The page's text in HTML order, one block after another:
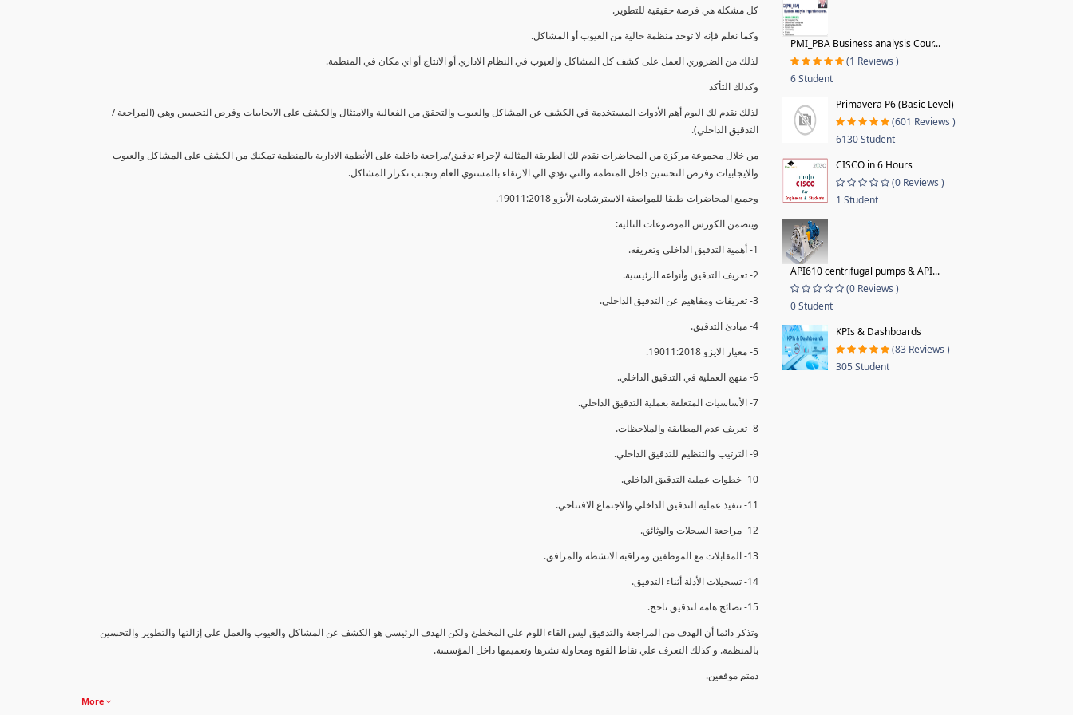
كل مشكلة هي فرصة حقيقية للتطوير.
وكما نعلم فإنه لا توجد منظمة خالية من العيوب أو المشاكل.
لذلك من الضروري العمل على كشف كل المشاكل والعيوب في النظام الاداري أو الانتاج أو اي مكان في المنظمة.
وكذلك التأكد
لذلك نقدم لك اليوم أهم الأدوات المستخدمة في الكشف عن المشاكل والعيوب والتحقق من الفعالية والامتثال والكشف على الايجابيات وفرص التحسين وهي (المراجعة /
التدقيق الداخلي).
من خلال مجموعة مركزة من المحاضرات نقدم لك الطريقة المثالية لإجراء تدقيق/مراجعة داخلية على الأنظمة الادارية بالمنظمة تمكنك من الكشف على المشاكل والعيوب
والايجابيات وفرص التحسين داخل المنظمة والتي تؤدي الي الارتقاء بالمستوي العام وتجنب تكرار المشاكل.
وجميع المحاضرات طبقا للمواصفة الاسترشادية الأيزو 19011:2018.
ويتضمن الكورس الموضوعات التالية:
1- أهمية التدقيق الداخلي وتعريفه.
2- تعريف التدقيق وأنواعه الرئيسية.
3- تعريفات ومفاهيم عن التدقيق الداخلي.
4- مبادئ التدقيق.
5- معيار الايزو 19011:2018.
6- منهج العملية في التدقيق الداخلي.
7- الأساسيات المتعلقة بعملية التدقيق الداخلي.
8- تعريف عدم المطابقة والملاحظات.
9- الترتيب والتنظيم للتدقيق الداخلي.
10- خطوات عملية التدقيق الداخلي.
11- تنفيذ عملية التدقيق الداخلي والاجتماع الافتتاحي.
12- مراجعة السجلات والوثائق.
13- المقابلات مع الموظفين ومراقبة الانشطة والمرافق.
14- تسجيلات الأدلة أثناء التدقيق.
15- نصائح هامة لتدقيق ناجح.
وتذكر دائما أن الهدف من المراجعة والتدقيق ليس القاء اللوم على المخطئ ولكن الهدف الرئيسي هو الكشف عن المشاكل والعيوب والعمل على إزالتها والتطوير والتحسين
بالمنظمة. و كذلك التعرف علي نقاط القوة ومحاولة نشرها وتعميمها داخل المؤسسة.
دمتم موفقين.
More
PMI_PBA Business analysis Cour...
(1 Reviews )
6 Student
Primavera P6 (Basic Level)
(601 Reviews )
6130 Student
CISCO in 6 Hours
(0 Reviews )
1 Student
API610 centrifugal pumps & API...
(0 Reviews )
0 Student
KPIs & Dashboards
(83 Reviews )
305 Student